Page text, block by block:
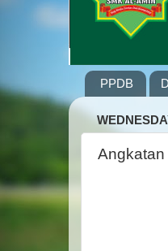
PPDB
Angkatan